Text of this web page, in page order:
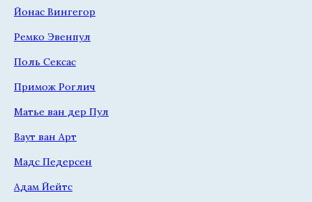
Йонас Вингегор
Ремко Эвенпул
Поль Сексас
Примож Роглич
Матье ван дер Пул
Ваут ван Арт
Мадс Педерсен
Адам Йейтс